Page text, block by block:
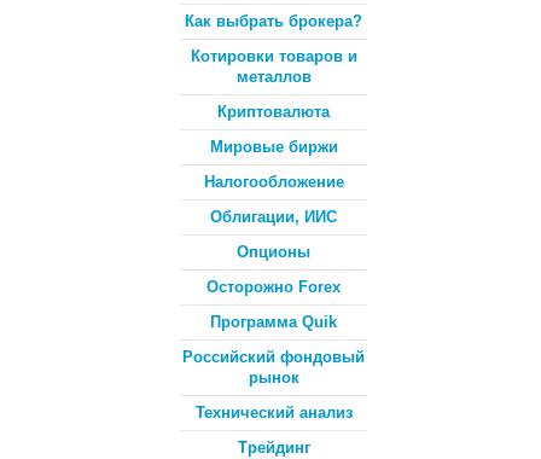
Как выбрать брокера?
Котировки товаров и
металлов
Криптовалюта
Мировые биржи
Налогообложение
Облигации, ИИС
Опционы
Осторожно Forex
Программа Quik
Российский фондовый
рынок
Технический анализ
Трейдинг